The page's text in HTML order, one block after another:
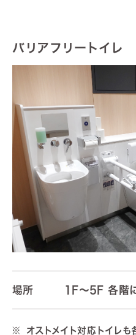
バリアフリートイレ
場所 1F～5F 各階に
オストメイト対応トイレも